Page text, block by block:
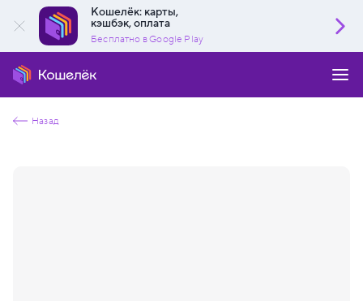
Кошелёк: карты,
кэшбэк, оплата
Бесплатно в Google Play
Назад